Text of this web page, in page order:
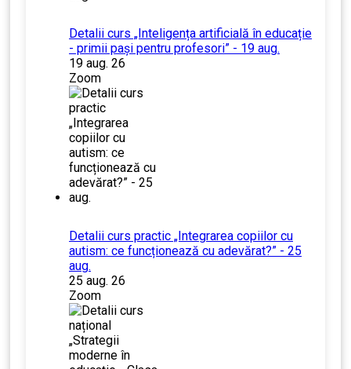
Detalii curs „Inteligența artificială în educație
- primii pași pentru profesori” - 19 aug.
19 aug. 26
Zoom
Detalii curs practic „Integrarea copiilor cu
autism: ce funcționează cu adevărat?” - 25
aug.
25 aug. 26
Zoom